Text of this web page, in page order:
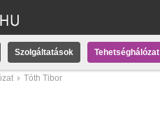
Szolgáltatások Tehetséghálózat
Tóth Tibor